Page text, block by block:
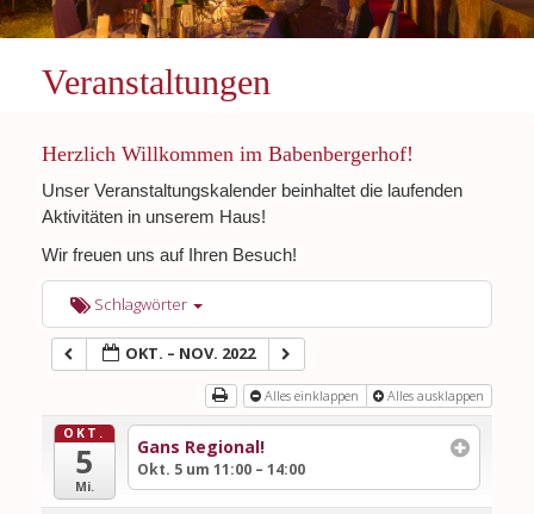
Veranstaltungen
Herzlich Willkommen im Babenbergerhof!
Unser Veranstaltungskalender beinhaltet die laufenden
Aktivitäten in unserem Haus!
Wir freuen uns auf Ihren Besuch!
Schlagwörter
OKT. – NOV. 2022
Alles einklappen Alles ausklappen
OKT.
5
Mi.
Gans Regional!
Okt. 5 um 11:00 – 14:00